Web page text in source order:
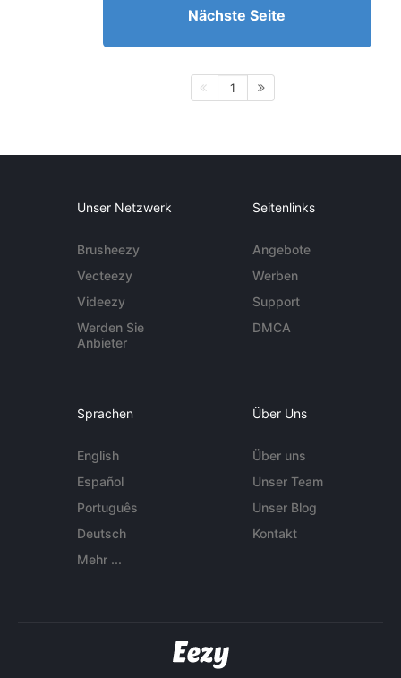
Nächste Seite
1
Unser Netzwerk
Brusheezy
Vecteezy
Videezy
Werden Sie
Anbieter
Seitenlinks
Angebote
Werben
Support
DMCA
Sprachen
English
Español
Português
Deutsch
Mehr ...
Über Uns
Über uns
Unser Team
Unser Blog
Kontakt